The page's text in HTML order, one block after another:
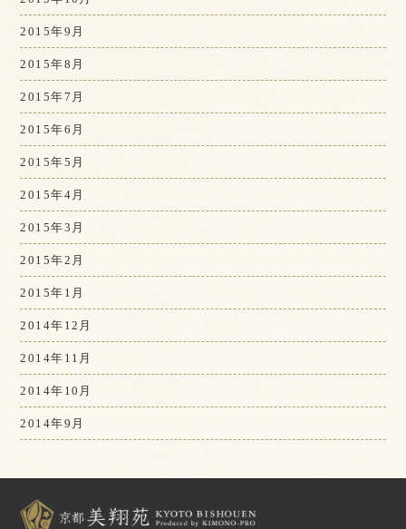
2015年9月
2015年8月
2015年7月
2015年6月
2015年5月
2015年4月
2015年3月
2015年2月
2015年1月
2014年12月
2014年11月
2014年10月
2014年9月